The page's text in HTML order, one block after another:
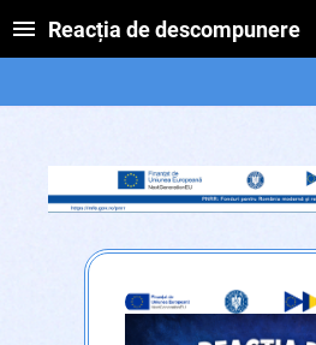
Reacția de descompunere